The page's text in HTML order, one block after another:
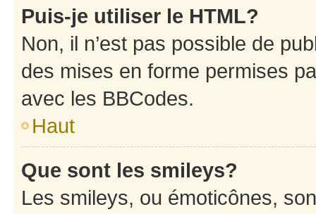
Puis-je utiliser le HTML?
Non, il n’est pas possible de
des mises en forme permises
avec les BBCodes.
Haut
Que sont les smileys?
Les smileys, ou émoticônes,